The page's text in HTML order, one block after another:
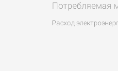
Потребляемая
Расход